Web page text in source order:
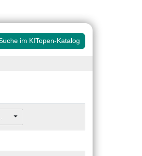
im KITopen-Katalog
...